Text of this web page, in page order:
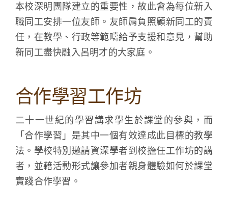
本校深明團隊建立的重要性，故此會為每位新入
職同工安排一位友師。友師肩負照顧新同工的責
任，在教學、行政等範疇給予支援和意見，幫助
新同工盡快融入呂明才的大家庭。
合作學習工作坊
二十一世紀的學習講求學生於課堂的參與，而
「合作學習」是其中一個有效達成此目標的教學
法。學校特別邀請資深學者到校擔任工作坊的講
者，並藉活動形式讓參加者親身體驗如何於課堂
實踐合作學習。